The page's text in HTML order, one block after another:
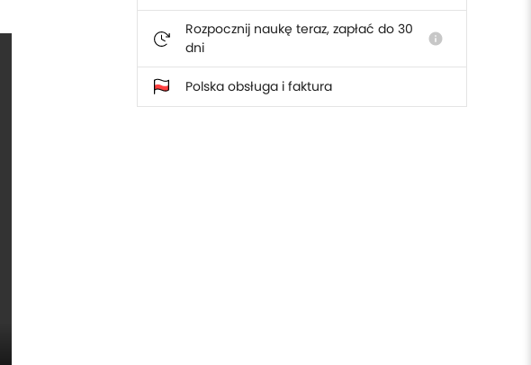
Rozpocznij naukę teraz, zapłać do 30
dni
info
Polska obsługa i faktura